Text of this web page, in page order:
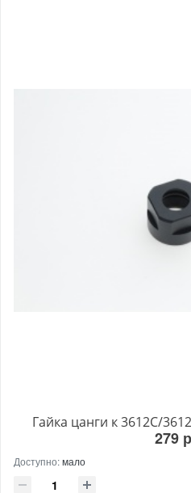
Гайка цанги к 3612С/
279
Доступно:мало